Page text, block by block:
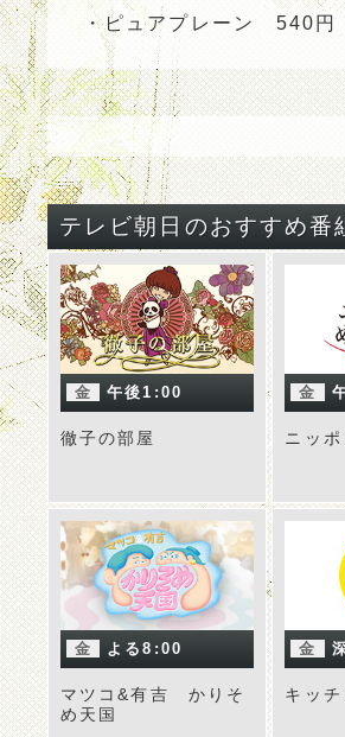
・ピュアプレーン 540円
テレビ朝日のおすすめ番
金 午後1:00
徹子の部屋
金
ニッ
金 よる8:00
マツコ&有吉 かりそ
め天国
金
キッ